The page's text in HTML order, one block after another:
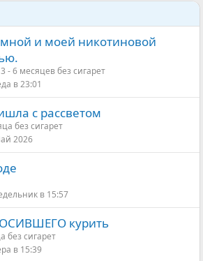
и моей никотиновой
3 - 6 месяцев без сигарет
в 23:01
с рассветом
без сигарет
2026
в 15:57
курить
без сигарет
в 15:39